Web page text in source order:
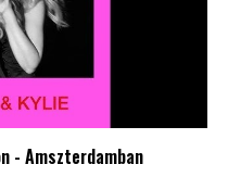
- Amszterdamban